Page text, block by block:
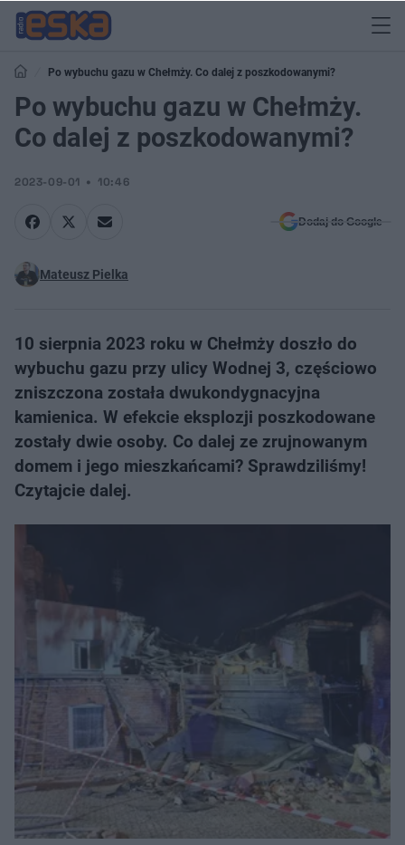
Po wybuchu gazu w Chełmży. Co dalej z poszkodowanymi?
Po wybuchu gazu w Chełmży.
Co dalej z poszkodowanymi?
2023-09-01 10:46
Dodaj do Google
Mateusz Pielka
10 sierpnia 2023 roku w Chełmży doszło do
wybuchu gazu przy ulicy Wodnej 3, częściowo
zniszczona została dwukondygnacyjna
kamienica. W efekcie eksplozji poszkodowane
zostały dwie osoby. Co dalej ze zrujnowanym
domem i jego mieszkańcami? Sprawdziliśmy!
Czytajcie dalej.